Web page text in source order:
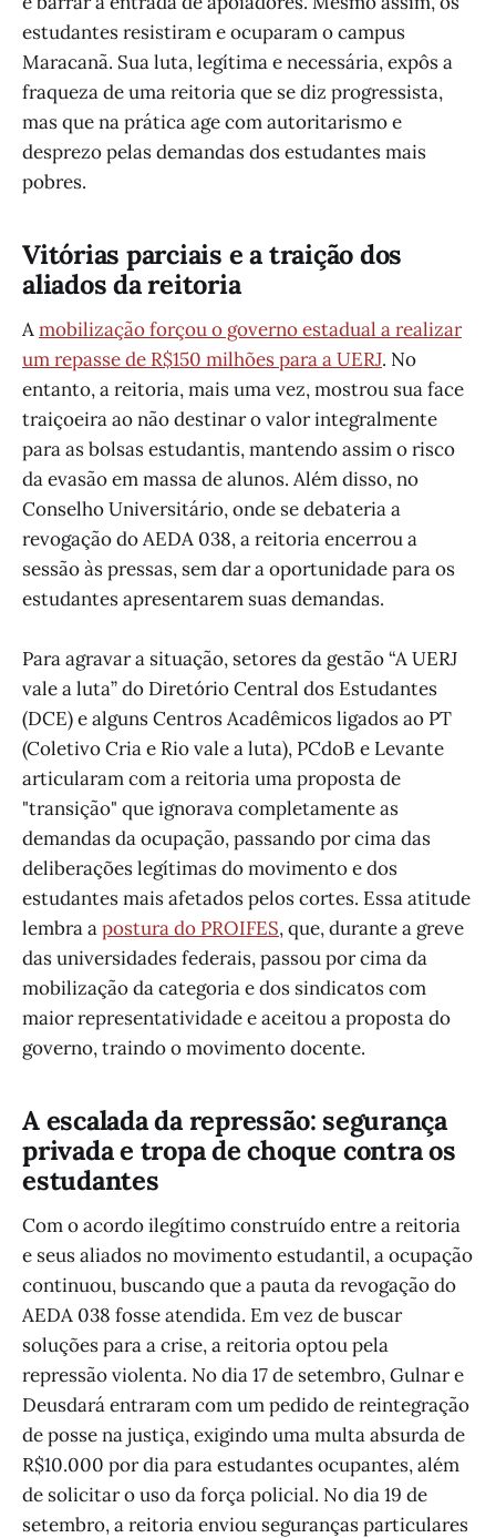
estudantes resistiram e ocuparam o campus
Maracanã. Sua luta, legítima e necessária, expôs a
fraqueza de uma reitoria que se diz progressista,
mas que na prática age com autoritarismo e
desprezo pelas demandas dos estudantes mais
pobres.
Vitórias parciais e a traição dos
aliados da reitoria
Amobilização forçou o governo estadual a realizar
um repasse de R$150 milhões para a UERJ. No
entanto, a reitoria, mais uma vez, mostrou sua face
traiçoeira ao não destinar o valor integralmente
para as bolsas estudantis, mantendo assim o risco
da evasão em massa de alunos. Além disso, no
Conselho Universitário, onde se debateria a
revogação do AEDA 038, a reitoria encerrou a
sessão às pressas, sem dar a oportunidade para os
estudantes apresentarem suas demandas.
Para agravar a situação, setores da gestão “A UERJ
vale a luta” do Diretório Central dos Estudantes
(DCE) e alguns Centros Acadêmicos ligados ao PT
(Coletivo Cria e Rio vale a luta), PCdoB e Levante
articularam com a reitoria uma proposta de
"transição" que ignorava completamente as
demandas da ocupação, passando por cima das
deliberações legítimas do movimento e dos
estudantes mais afetados pelos cortes. Essa atitude
lembra apostura do PROIFES, que, durante a greve
das universidades federais, passou por cima da
mobilização da categoria e dos sindicatos com
maior representatividade e aceitou a proposta do
governo, traindo o movimento docente.
A escalada da repressão: segurança
privada e tropa de choque contra os
estudantes
Com o acordo ilegítimo construído entre a reitoria
e seus aliados no movimento estudantil, a ocupação
continuou, buscando que a pauta da revogação do
AEDA 038 fosse atendida. Em vez de buscar
soluções para a crise, a reitoria optou pela
repressão violenta. No dia 17 de setembro, Gulnar e
Deusdará entraram com um pedido de reintegração
de posse na justiça, exigindo uma multa absurda de
R$10.000 por dia para estudantes ocupantes, além
de solicitar o uso da força policial. No dia 19 de
setembro, a reitoria enviou seguranças particulares